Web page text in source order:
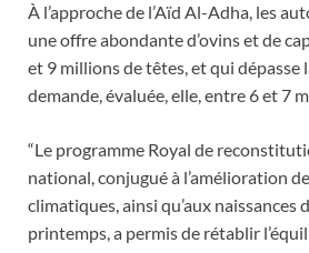
À l’approche de l’Aïd Al-Adha, les
une offre abondante d’ovins et de
et 9 millions de têtes, et qui dépasse
demande, évaluée, elle, entre 6 et 7
“Le programme Royal de
national, conjugué à l’amélioration
climatiques, ainsi qu’aux naissances
printemps, a permis de rétablir